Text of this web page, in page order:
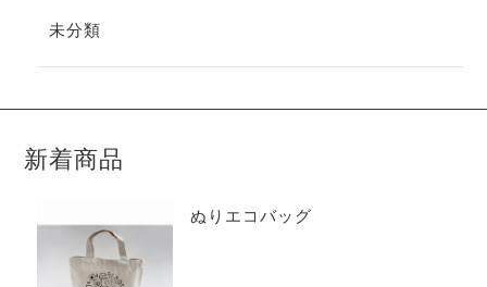
未分類
新着商品
ぬりエコバッグ